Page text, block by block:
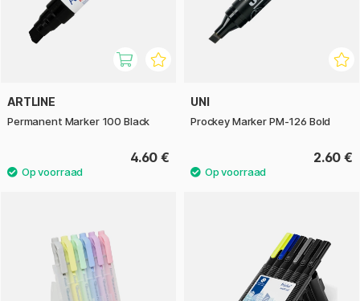
ARTLINE
Permanent Marker 100 Black
4.60 €
UNI
Prockey Marker PM-126 Bold
2.60 €